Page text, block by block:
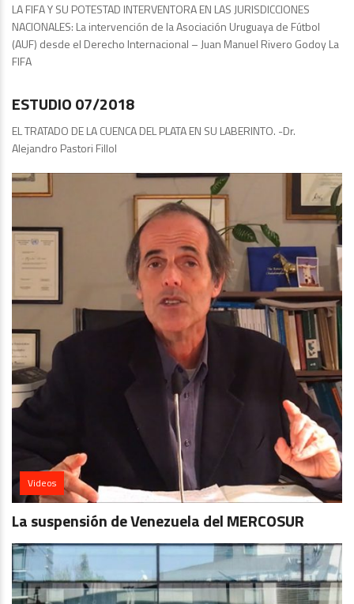
LA FIFA Y SU POTESTAD INTERVENTORA EN LAS JURISDICCIONES
NACIONALES: La intervención de la Asociación Uruguaya de Fútbol
(AUF) desde el Derecho Internacional – Juan Manuel Rivero Godoy La
FIFAPublicaciones
ESTUDIO 07/2018
EL TRATADO DE LA CUENCA DEL PLATA EN SU LABERINTO. -Dr.
Alejandro Pastori Fillol
Videos
La suspensión de Venezuela del MERCOSUR